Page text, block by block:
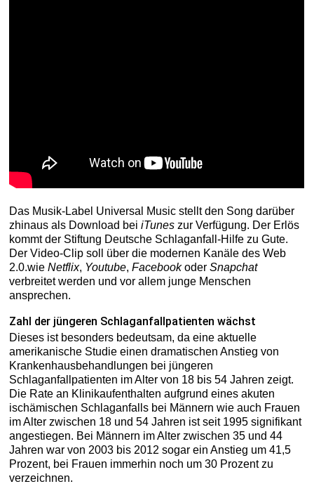
Das Musik-Label Universal Music stellt den Song darüber
zhinaus als Download beiiTunes zur Verfügung. Der Erlös
kommt der Stiftung Deutsche Schlaganfall-Hilfe zu Gute.
Der Video-Clip soll über die modernen Kanäle des Web
2.0.wieNetflix, Youtube,FacebookoderSnapchat
verbreitet werden und vor allem junge Menschen
ansprechen.
Zahl der jüngeren Schlaganfallpatienten wächst
Dieses ist besonders bedeutsam, da eine aktuelle
amerikanische Studie einen dramatischen Anstieg von
Krankenhausbehandlungen bei jüngeren
Schlaganfallpatienten im Alter von 18 bis 54 Jahren zeigt.
Die Rate an Klinikaufenthalten aufgrund eines akuten
ischämischen Schlaganfalls bei Männern wie auch Frauen
im Alter zwischen 18 und 54 Jahren ist seit 1995 signifikant
angestiegen. Bei Männern im Alter zwischen 35 und 44
Jahren war von 2003 bis 2012 sogar ein Anstieg um 41,5
Prozent, bei Frauen immerhin noch um 30 Prozent zu
verzeichnen.